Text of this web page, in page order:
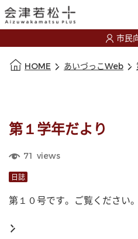
市民
HOME あいづっこWeb
第１学年だより
71 views
日誌
第１０号です。ご覧ください。